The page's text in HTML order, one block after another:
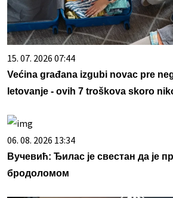
15. 07. 2026 07:44
Većina građana izgubi novac pre
letovanje - ovih 7 troškova skoro
06. 08. 2026 13:34
Вучевић: Ђилас је свестан да је
бродоломом